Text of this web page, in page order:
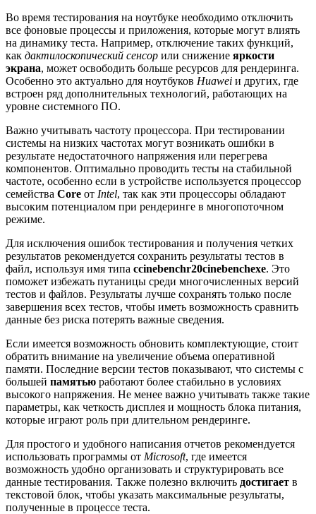
Во время тестирования на ноутбуке необходимо отключить
все фоновые процессы и приложения, которые могут влиять
на динамику теста. Например, отключение таких функций,
как дактилоскопический сенсор или снижение яркости
экрана, может освободить больше ресурсов для рендеринга.
Особенно это актуально для ноутбуков Huawei и других, где
встроен ряд дополнительных технологий, работающих на
уровне системного ПО.
Важно учитывать частоту процессора. При тестировании
системы на низких частотах могут возникать ошибки в
результате недостаточного напряжения или перегрева
компонентов. Оптимально проводить тесты на стабильной
частоте, особенно если в устройстве используется процессор
семейства Core от Intel, так как эти процессоры обладают
высоким потенциалом при рендеринге в многопоточном
режиме.
Для исключения ошибок тестирования и получения четких
результатов рекомендуется сохранить результаты тестов в
файл, используя имя типа ccinebenchr20cinebenchexe. Это
поможет избежать путаницы среди многочисленных версий
тестов и файлов. Результаты лучше сохранять только после
завершения всех тестов, чтобы иметь возможность сравнить
данные без риска потерять важные сведения.
Если имеется возможность обновить комплектующие, стоит
обратить внимание на увеличение объема оперативной
памяти. Последние версии тестов показывают, что системы с
большей памятью работают более стабильно в условиях
высокого напряжения. Не менее важно учитывать также такие
параметры, как четкость дисплея и мощность блока питания,
которые играют роль при длительном рендеринге.
Для простого и удобного написания отчетов рекомендуется
использовать программы от Microsoft, где имеется
возможность удобно организовать и структурировать все
данные тестирования. Также полезно включить достигает в
текстовой блок, чтобы указать максимальные результаты,
полученные в процессе теста.